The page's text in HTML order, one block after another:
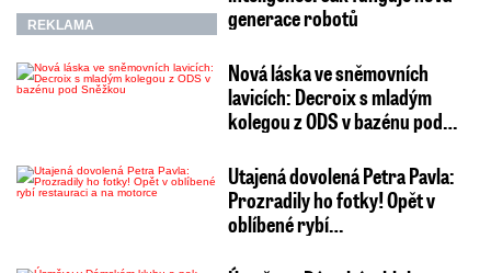
REKLAMA
generace robotů
Nová láska ve sněmovních
lavicích: Decroix s mladým
kolegou z ODS v bazénu pod…
Utajená dovolená Petra Pavla:
Prozradily ho fotky! Opět v
oblíbené rybí…